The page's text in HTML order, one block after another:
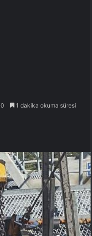
0 1 dakika okuma süresi